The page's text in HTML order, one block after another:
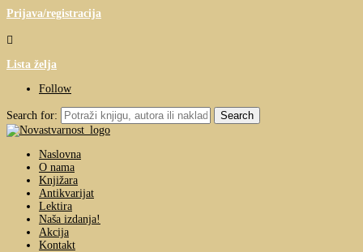
Prijava/registracija

Lista želja
Follow
Search for:
Naslovna
O nama
Knjižara
Antikvarijat
Lektira
Naša izdanja!
Akcija
Kontakt